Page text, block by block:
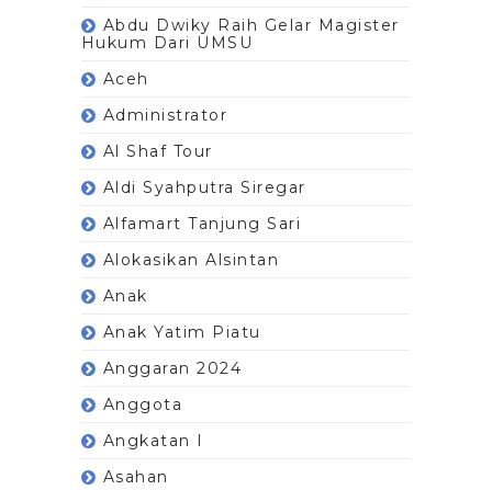
Abdu Dwiky Raih Gelar Magister
Hukum Dari UMSU
Aceh
Administrator
Al Shaf Tour
Aldi Syahputra Siregar
Alfamart Tanjung Sari
Alokasikan Alsintan
Anak
Anak Yatim Piatu
Anggaran 2024
Anggota
Angkatan I
Asahan